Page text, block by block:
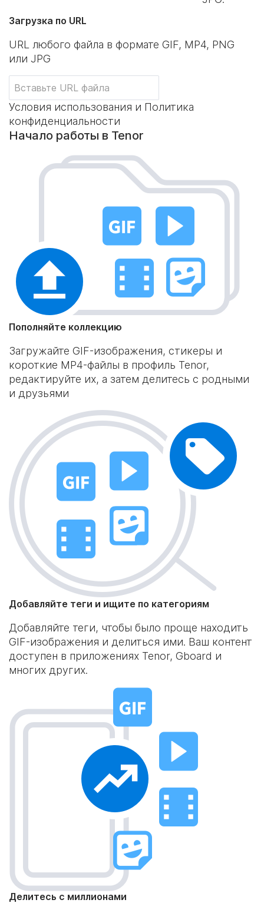
Загрузка по URL
URL любого файла в формате GIF, MP4, PNG
или JPG
Условия использования и Политика
конфиденциальности
Начало работы в Tenor
Пополняйте коллекцию
Загружайте GIF-изображения, стикеры и
короткие MP4-файлы в профиль Tenor,
редактируйте их, а затем делитесь с родными
и друзьями
Добавляйте теги и ищите по категориям
Добавляйте теги, чтобы было проще находить
GIF-изображения и делиться ими. Ваш контент
доступен в приложениях Tenor, Gboard и
многих других.
Делитесь с миллионами